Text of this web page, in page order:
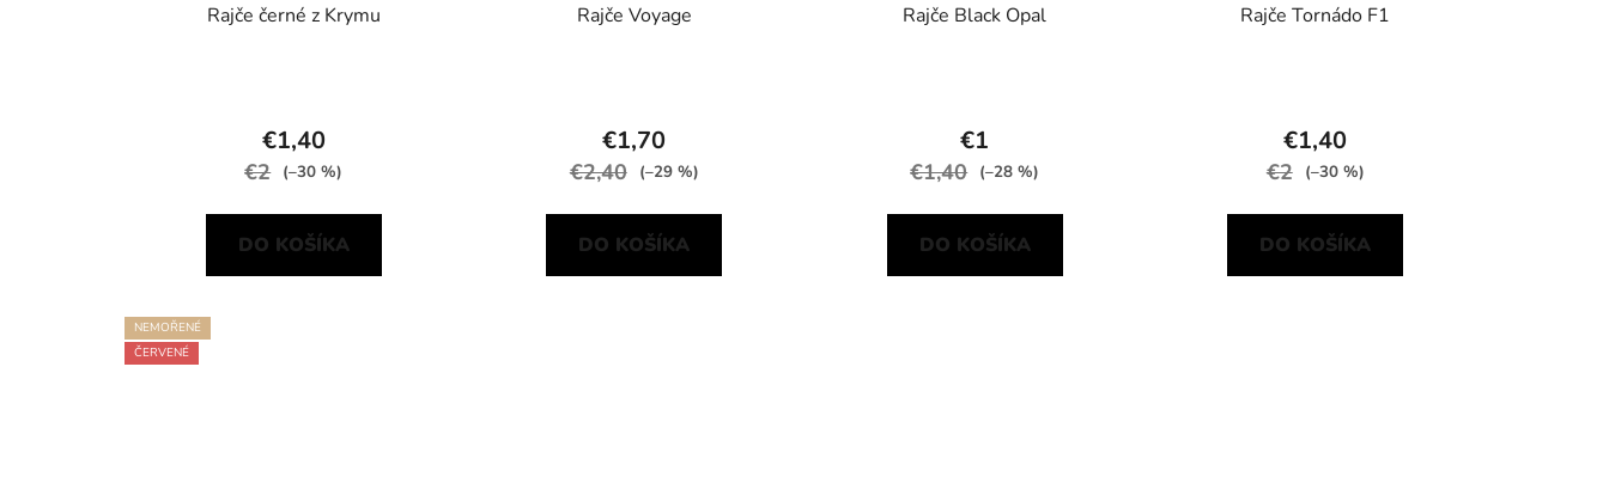
Rajče černé z Krymu
€1,40
€2 (–30 %)
DO KOŠÍKA
Rajče Voyage
€1,70
€2,40 (–29 %)
DO KOŠÍKA
Rajče Black Opal
€1
€1,40 (–28 %)
DO KOŠÍKA
Rajče Tornádo F1
€1,40
€2 (–30 %)
DO KOŠÍKA
NEMOŘENÉ
ČERVENÉ